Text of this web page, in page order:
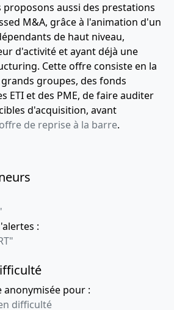
proposons aussi des prestations
M&A, grâce à l'animation d'un
de haut niveau,
d'activité et ayant déjà une
Cette offre consiste en la
groupes, des fonds
ETI et des PME, de faire auditer
d'acquisition, avant
offre de reprise à la barre.
:
anonymisée pour :
difficulté